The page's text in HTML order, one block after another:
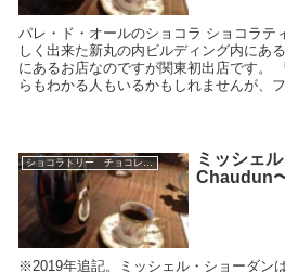
パレ・ド・オールのショコラ ショコラテ
しく出来た新丸の内ビルディング内にあ
にあるお店なのですが関東初出店です。
らもわかる人もいるかもしれませんが、フ
ショコラトリー チョコレートブランド
ミッシェ
Chaudun
※2019年追記。ミッシェル・ショーダン